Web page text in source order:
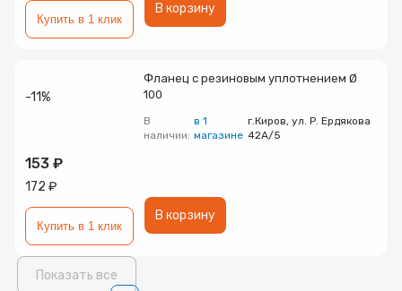
В корзину
Купить в 1 клик
-11%
Фланец с резиновым уплотнением Ø
100
В
наличии:
в 1
магазине
г.Киров, ул. Р. Ердякова
42А/5
153 ₽
172 ₽
В корзину
Купить в 1 клик
Показать все